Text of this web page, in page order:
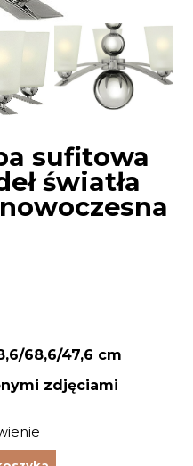
sufitowa
światła
/68,6/47,6 cm
zdjęciami